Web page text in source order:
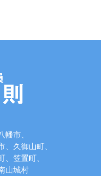
市、
久御山町、
笠置町、
山城村